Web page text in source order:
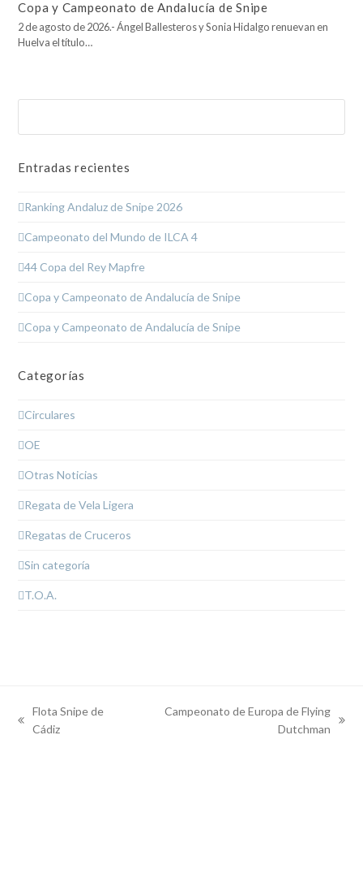
Copa y Campeonato de Andalucía de Snipe
2 de agosto de 2026.- Ángel Ballesteros y Sonia Hidalgo renuevan en
Huelva el título…
Entradas recientes
Ranking Andaluz de Snipe 2026
Campeonato del Mundo de ILCA 4
44 Copa del Rey Mapfre
Copa y Campeonato de Andalucía de Snipe
Copa y Campeonato de Andalucía de Snipe
Categorías
Circulares
OE
Otras Noticias
Regata de Vela Ligera
Regatas de Cruceros
Sin categoría
T.O.A.
previous
Flota Snipe de
Cádiz
Campeonato de Europa de Flying
Dutchman